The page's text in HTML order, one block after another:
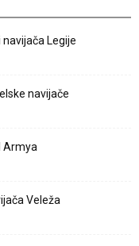
Legije
navijače
Armya
Veleža